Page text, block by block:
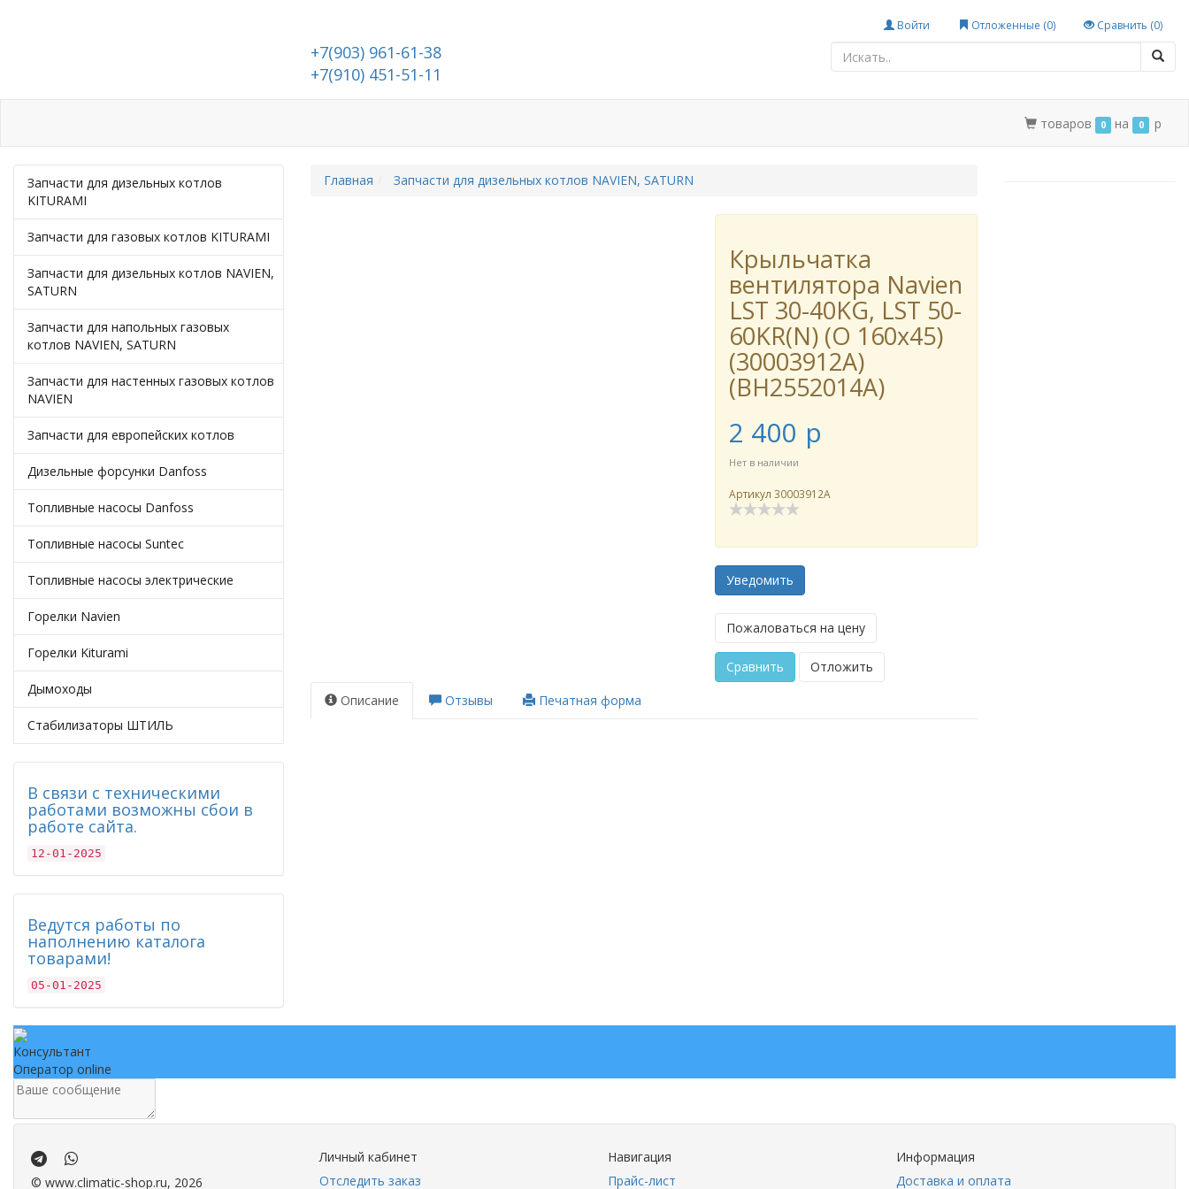
Войти Отложенные (0) Сравнить (0)
+7(903) 961-61-38
+7(910) 451-51-11
товаров 0 на 0 p
Запчасти для дизельных котлов
KITURAMI
Запчасти для газовых котлов KITURAMI
Запчасти для дизельных котлов NAVIEN,
SATURN
Запчасти для напольных газовых
котлов NAVIEN, SATURN
Запчасти для настенных газовых котлов
NAVIEN
Запчасти для европейских котлов
Дизельные форсунки Danfoss
Топливные насосы Danfoss
Топливные насосы Suntec
Топливные насосы электрические
Горелки Navien
Горелки Kiturami
Дымоходы
Стабилизаторы ШТИЛЬ
В связи с техническими
работами возможны сбои в
работе сайта.
12-01-2025
Ведутся работы по
наполнению каталога
товарами!
05-01-2025
Главная Запчасти для дизельных котлов NAVIEN, SATURN
Крыльчатка
вентилятора Navien
LST 30-40KG, LST 50-
60KR(N) (O 160x45)
(30003912A)
(BH2552014A)
2 400 p
Нет в наличии
Артикул 30003912A
Уведомить
Пожаловаться на цену
Сравнить
Отложить
Описание
Отзывы Печатная форма
Консультант
Оператор online
© www.climatic-shop.ru, 2026
Личный кабинет
Отследить заказ
Навигация
Прайс-лист
Информация
Доставка и оплата